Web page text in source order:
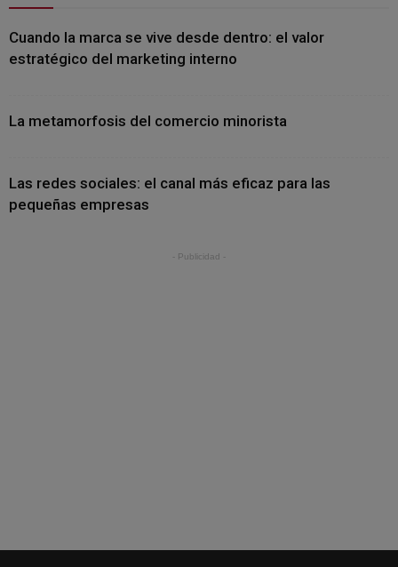
Cuando la marca se vive desde dentro: el valor
estratégico del marketing interno
La metamorfosis del comercio minorista
Las redes sociales: el canal más eficaz para las
pequeñas empresas
- Publicidad -